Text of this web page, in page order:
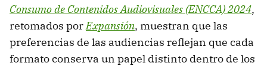
Consumo de Contenidos Audiovisuales (ENCCA) 2024,
retomados porExpansión, muestran que las
preferencias de las audiencias reflejan que cada
formato conserva un papel distinto dentro de los